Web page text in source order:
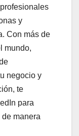
y
Con más de
mundo,
negocio y
te
para
manera